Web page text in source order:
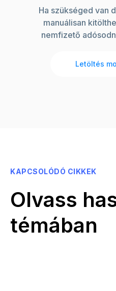
Ha szükséged van
manuálisan
nemfizető
Letöltés
KAPCSOLÓDÓ CIKKEK
Olvass
témában